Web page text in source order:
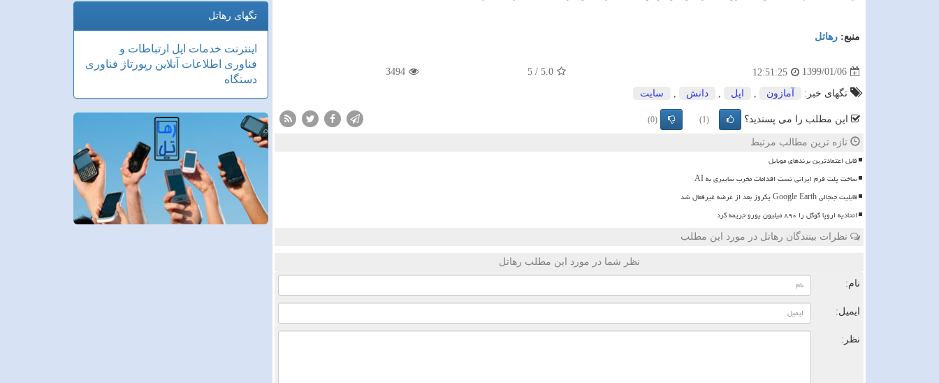
منبع: رهاتل
1399/01/06
12:51:25
5.0
/
5
3494
تگهای خبر: آمازون اپل دانش سایت
این مطلب را می پسندید؟ (1)
(0)
تازه ترین مطالب مرتبط
قابل اعتمادترین برندهای موبایل
ساخت پلت فرم ایرانی تست اقدامات مخرب سایبری به AI
قابلیت جنجالی Google Earth یکروز بعد از عرضه غیرفعال شد
اتحادیه اروپا گوگل را ۸۹۰ میلیون یورو جریمه کرد
نظرات بینندگان رهاتل در مورد این مطلب
نظر شما در مورد این مطلب رهاتل
نام:
ایمیل:
نظر:
تگهای رهاتل
اینترنت خدمات اپل ارتباطات و
فناوری اطلاعات آنلاین رپورتاژ فناوری
دستگاه